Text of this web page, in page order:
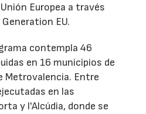
Europea a través
EU.
contempla 46
en 16 municipios de
Metrovalencia. Entre
en las
y l'Alcúdia, donde se